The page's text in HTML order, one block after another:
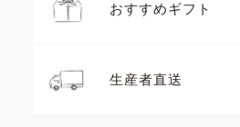
おすすめギフト
生産者直送